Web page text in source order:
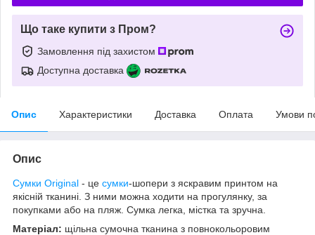
Що таке купити з Пром?
Замовлення під захистом
Доступна доставка
Опис Характеристики Доставка Оплата Умови
Опис
Сумки Original - це сумки-шопери з яскравим принтом на
якісній тканині. З ними можна ходити на прогулянку, за
покупками або на пляж. Сумка легка, містка та зручна.
Матеріал: щільна сумочна тканина з повнокольоровим